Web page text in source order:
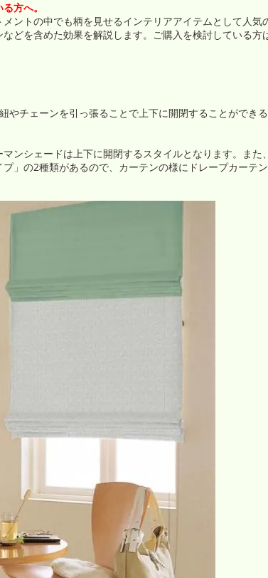
方へ。
ントの中でも柄を見せるインテリアアイテムとして人気
どを含めた効果を解説します。ご購入を検討している方
やチェーンを引っ張ることで上下に開閉することができ
ンシェードは上下に開閉するスタイルとなります。また
」の2種類があるので、カーテンの様にドレープカーテ